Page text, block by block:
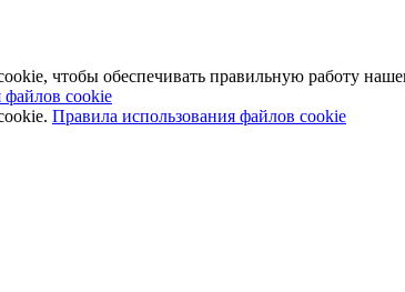
чтобы обеспечивать правильную работу
файлов cookie
Правила использования файлов cookie